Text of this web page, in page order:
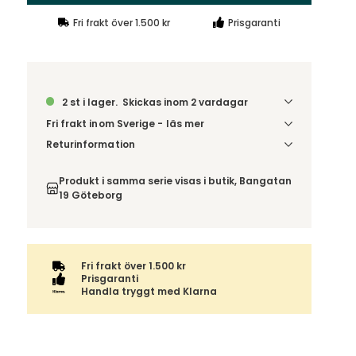
Fri frakt över 1.500 kr Prisgaranti
2 st i lager. Skickas inom 2 vardagar
Fri frakt inom Sverige - läs mer
Denna vara skickas till ett ombud. Du väljer själv i
finns att hämta. Beställs varan ihop med andra
produkter skickas hela ordern tillsammans med
Returinformation
emot din order, enligtdistansavtalslagen.
Produkt i samma serie visas i butik, Bangatan
19 Göteborg
Fri frakt över 1.500 kr
Prisgaranti
Handla tryggt med Klarna